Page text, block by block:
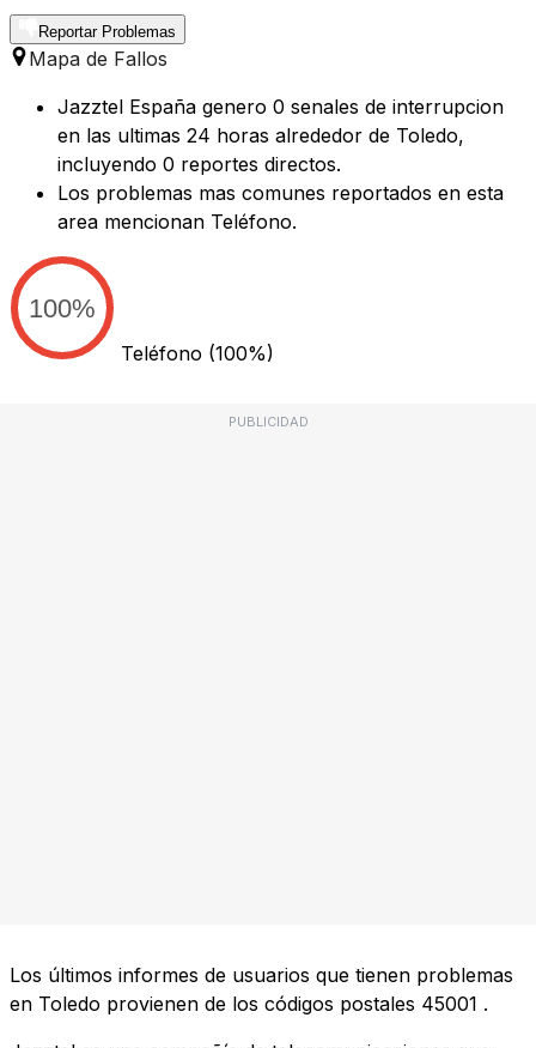
Reportar Problemas
Mapa de Fallos
Jazztel España genero 0 senales de interrupcion
en las ultimas 24 horas alrededor de Toledo,
incluyendo 0 reportes directos.
Los problemas mas comunes reportados en esta
area mencionan Teléfono.
100%
Teléfono (100%)
PUBLICIDAD
Los últimos informes de usuarios que tienen problemas
en Toledo provienen de los códigos postales 45001 .